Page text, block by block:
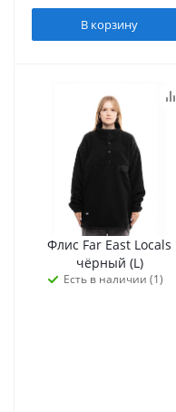
В корзину
Флис Far East Locals
чёрный (L)
Есть в наличии (1)